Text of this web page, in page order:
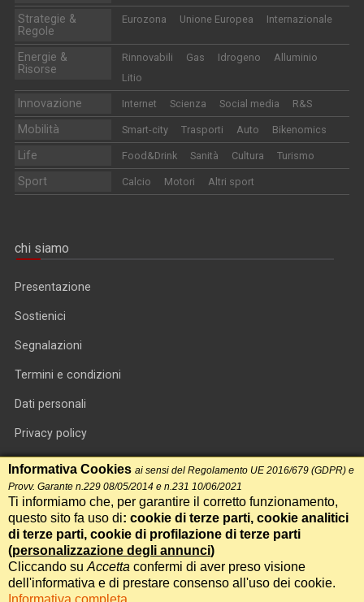
Strategie &
Regole
Eurozona Unione Europea Internazionale
Energie &
Risorse
Rinnovabili Gas Idrogeno
Alluminio
Litio
Innovazione Internet Scienza Social media R&S
Mobilità Smart-city Trasporti Auto Bikenomics
Life Food&Drink Sanità Cultura Turismo
Sport Calcio Motori Altri sport
chi siamo
Presentazione
Sostienici
Segnalazioni
Termini e condizioni
Dati personali
Privacy policy
Informativa cookie
RSS feed
RSS Top News
Contatti
International Communication S.r.l. • P.IVA 14478081004 • Testata
Informativa Cookies ai sensi del Regolamento UE 2016/679 (GDPR) e
Provv. Garante n.229 08/05/2014 e n.231 10/06/2021
Ti informiamo che, per garantire il corretto funzionamento,
questo sito fa uso di: cookie di terze parti, cookie analitici
di terze parti, cookie di profilazione di terze parti
(personalizzazione degli annunci)
Cliccando su Accetta confermi di aver preso visione
dell'informativa e di prestare consenso all'uso dei cookie.
Informativa completa